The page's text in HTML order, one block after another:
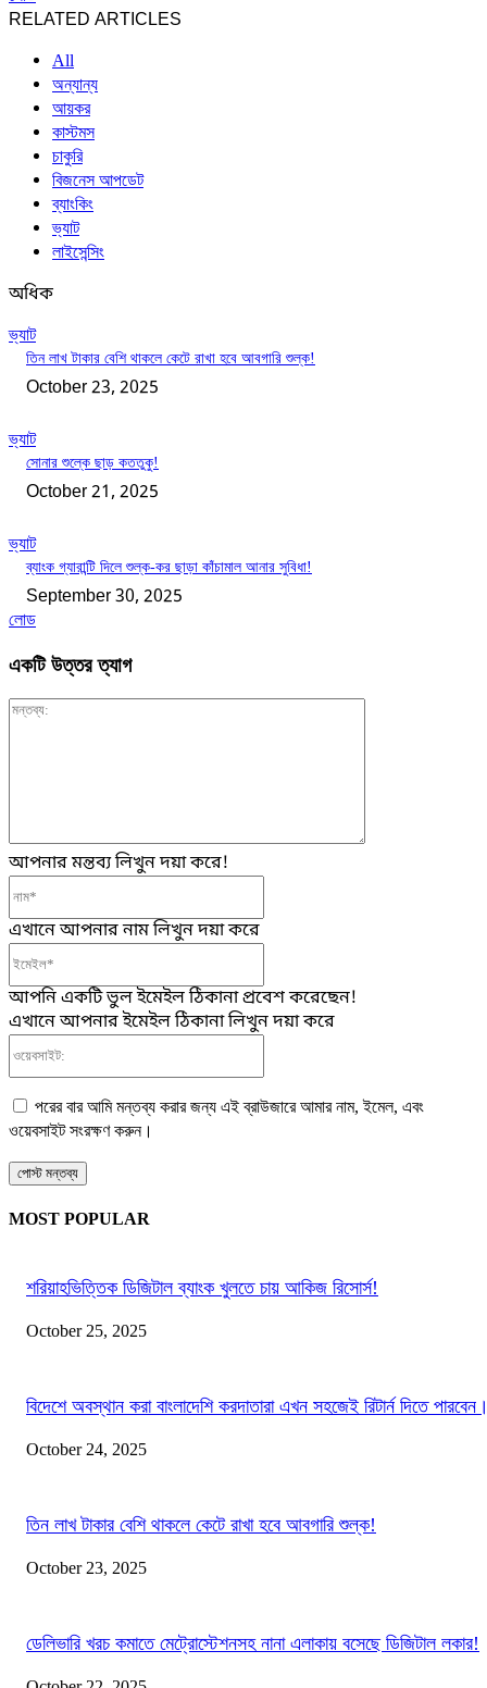
RELATED ARTICLES
All
অন্যান্য
আয়কর
কাস্টমস
চাকুরি
বিজনেস আপডেট
ব্যাংকিং
ভ্যাট
লাইসেন্সিং
অধিক
ভ্যাট
তিন লাখ টাকার বেশি থাকলে কেটে রাখা হবে আবগারি শুল্ক!
October 23, 2025
ভ্যাট
সোনার শুল্কে ছাড় কততুকু!
October 21, 2025
ভ্যাট
ব্যাংক গ্যারান্টি দিলে শুল্ক-কর ছাড়া কাঁচামাল আনার সুবিধা!
September 30, 2025
লোড
একটি উত্তর ত্যাগ
আপনার মন্তব্য লিখুন দয়া করে!
এখানে আপনার নাম লিখুন দয়া করে
আপনি একটি ভুল ইমেইল ঠিকানা প্রবেশ করেছেন!
এখানে আপনার ইমেইল ঠিকানা লিখুন দয়া করে
পরের বার আমি মন্তব্য করার জন্য এই ব্রাউজারে আমার নাম, ইমেল, এবং
ওয়েবসাইট সংরক্ষণ করুন।
MOST POPULAR
শরিয়াহভিত্তিক ডিজিটাল ব্যাংক খুলতে চায় আকিজ রিসোর্স!
October 25, 2025
বিদেশে অবস্থান করা বাংলাদেশি করদাতারা এখন সহজেই রিটার্ন দিতে
October 24, 2025
তিন লাখ টাকার বেশি থাকলে কেটে রাখা হবে আবগারি শুল্ক!
October 23, 2025
ডেলিভারি খরচ কমাতে মেট্রোস্টেশনসহ নানা এলাকায় বসেছে ডিজিটাল লকার!